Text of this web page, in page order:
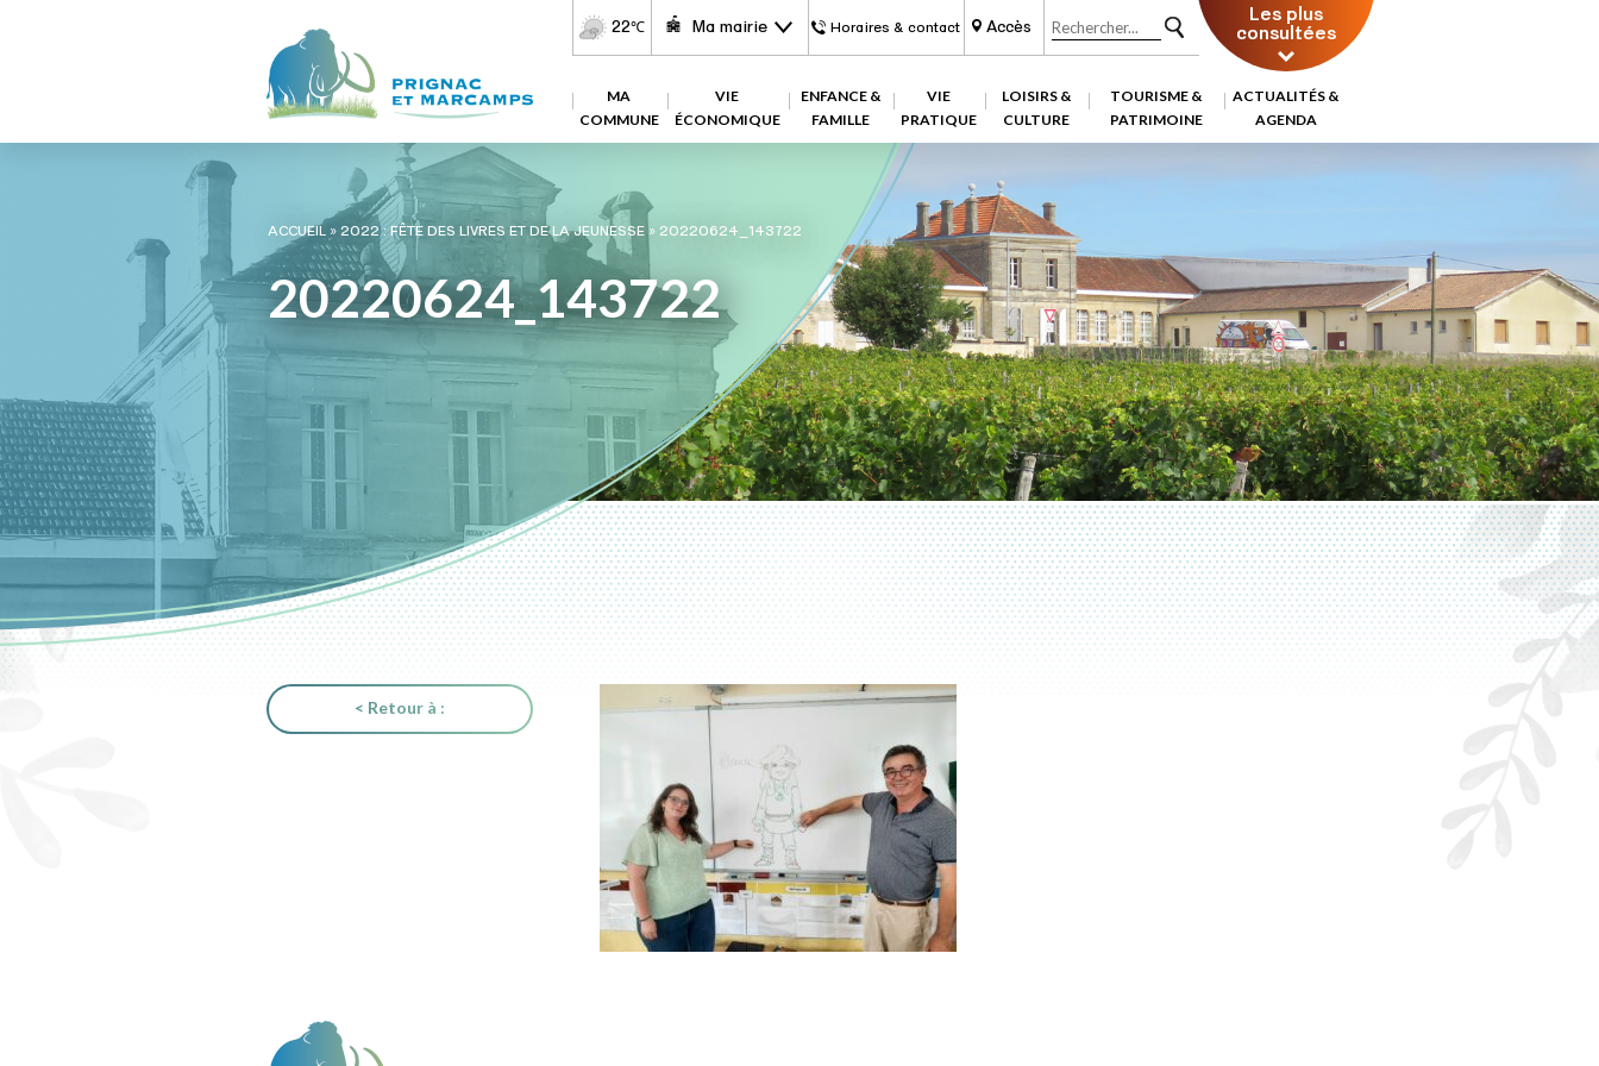
22℃ Ma mairie Horaires & contact Accès Les plus
consultées
MA
COMMUNE
VIE
ÉCONOMIQUE
ENFANCE &
FAMILLE
VIE
PRATIQUE
LOISIRS &
CULTURE
TOURISME &
PATRIMOINE
ACTUALITÉS &
AGENDA
ACCUEIL»2022 : FÊTE DES LIVRES ET DE LA JEUNESSE» 20220624_143722
20220624_143722
< Retour à :